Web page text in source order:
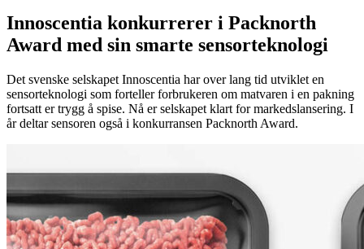
Innoscentia konkurrerer i Packnorth
Award med sin smarte sensorteknologi
Det svenske selskapet Innoscentia har over lang tid utviklet en
sensorteknologi som forteller forbrukeren om matvaren i en pakning
fortsatt er trygg å spise. Nå er selskapet klart for markedslansering. I
år deltar sensoren også i konkurransen Packnorth Award.